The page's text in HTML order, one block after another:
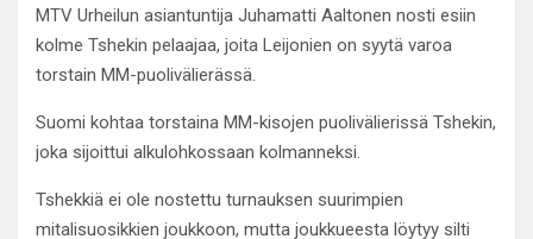
MTV Urheilun asiantuntija Juhamatti Aaltonen nosti esiin
kolme Tshekin pelaajaa, joita Leijonien on syytä varoa
torstain MM-puolivälierässä.
Suomi kohtaa torstaina MM-kisojen puolivälierissä Tshekin,
joka sijoittui alkulohkossaan kolmanneksi.
Tshekkiä ei ole nostettu turnauksen suurimpien
mitalisuosikkien joukkoon, mutta joukkueesta löytyy silti